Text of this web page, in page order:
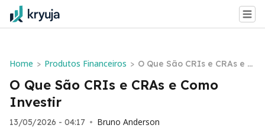
Home > Produtos Financeiros > O Que São CRIs e CRAs e C
omo Investir
O Que São CRIs e CRAs e Como
Investir
13/05/2026 - 04:17 • Bruno Anderson